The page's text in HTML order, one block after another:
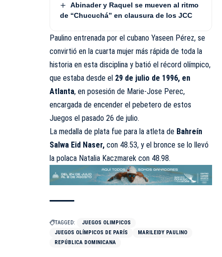
Abinader y Raquel se mueven al ritmo
de “Chucuchá” en clausura de los JCC
Paulino entrenada por el cubano Yaseen Pérez, se
convirtió en la cuarta mujer más rápida de toda la
historia en esta disciplina y batió el récord olímpico,
que estaba desde el 29 de julio de 1996, en
Atlanta, en posesión de Marie-Jose Perec,
encargada de encender el pebetero de estos
Juegos el pasado 26 de julio.
La medalla de plata fue para la atleta de Bahreín
Salwa Eid Naser, con 48.53, y el bronce se lo llevó
la polaca Natalia Kaczmarek con 48.98.
TAGGED:
JUEGOS OLIMPICOS
JUEGOS OLÍMPICOS DE PARÍS
MARILEIDY PAULINO
REPÚBLICA DOMINICANA